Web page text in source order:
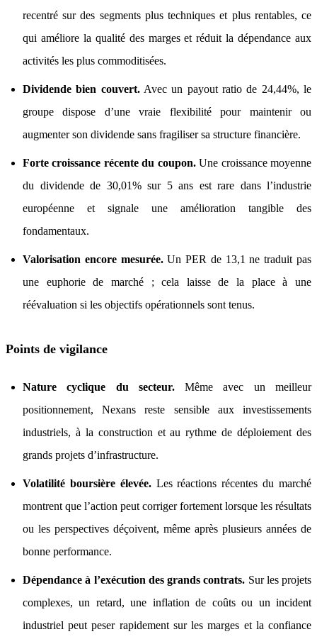
recentré sur des segments plus techniques et plus rentables, ce
qui améliore la qualité des marges et réduit la dépendance aux
activités les plus commoditisées.
Dividende bien couvert.Avec un payout ratio de 24,44%, le
groupe dispose d’une vraie flexibilité pour maintenir ou
augmenter son dividende sans fragiliser sa structure financière.
Forte croissance récente du coupon.Une croissance moyenne
du dividende de 30,01% sur 5 ans est rare dans l’industrie
européenne et signale une amélioration tangible des
fondamentaux.
Valorisation encore mesurée.Un PER de 13,1 ne traduit pas
une euphorie de marché ; cela laisse de la place à une
réévaluation si les objectifs opérationnels sont tenus.
Points de vigilance
Nature cyclique du secteur.Même avec un meilleur
positionnement, Nexans reste sensible aux investissements
industriels, à la construction et au rythme de déploiement des
grands projets d’infrastructure.
Volatilité boursière élevée.Les réactions récentes du marché
montrent que l’action peut corriger fortement lorsque les résultats
ou les perspectives déçoivent, même après plusieurs années de
bonne performance.
Dépendance à l’exécution des grands contrats. Sur les projets
complexes, un retard, une inflation de coûts ou un incident
industriel peut peser rapidement sur les marges et la confiance